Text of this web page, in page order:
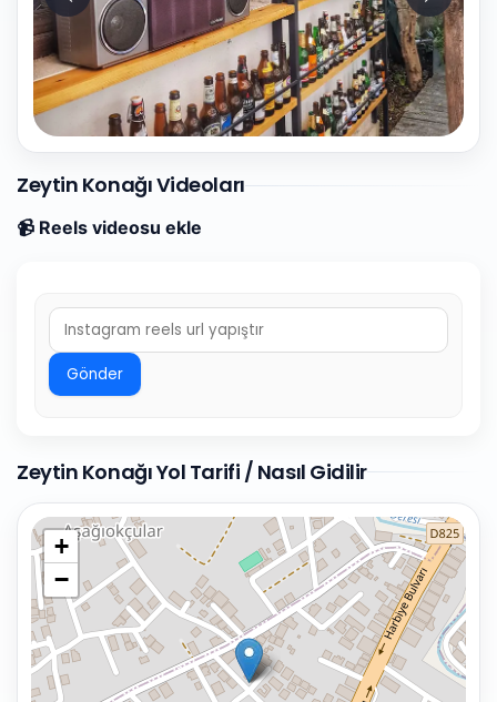
Zeytin Konağı Videoları
📹 Reels videosu ekle
Gönder
Zeytin Konağı Yol Tarifi / Nasıl Gidilir
+
−